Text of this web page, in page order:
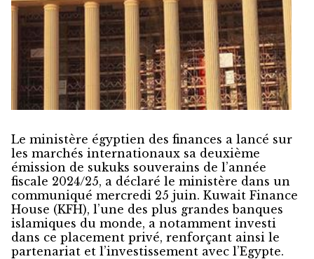
Le ministère égyptien des finances a lancé sur
les marchés internationaux sa deuxième
émission de sukuks souverains de l’année
fiscale 2024/25, a déclaré le ministère dans un
communiqué mercredi 25 juin. Kuwait Finance
House (KFH), l’une des plus grandes banques
islamiques du monde, a notamment investi
dans ce placement privé, renforçant ainsi le
partenariat et l’investissement avec l’Egypte.